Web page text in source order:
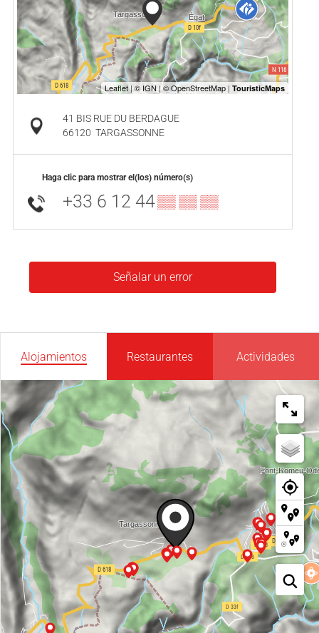
41 BIS RUE DU BERDAGUE
66120 TARGASSONNE
Haga clic para mostrar el(los) número(s)
+33 6 12 44▒▒ ▒▒ ▒▒
Señalar un error
Alojamientos Restaurantes Actividades